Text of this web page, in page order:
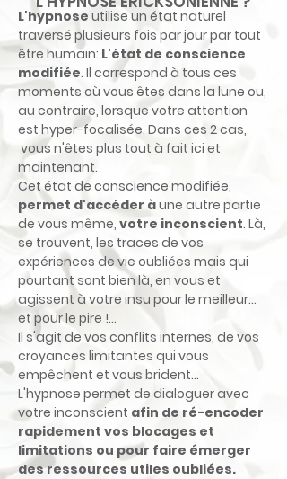
L'hypnose utilise un état naturel
traversé plusieurs fois par jour par tout
être humain: L'état de conscience
modifiée. Il correspond à tous ces
moments où vous êtes dans la lune ou,
au contraire, lorsque votre attention
est hyper-focalisée. Dans ces 2 cas,
vous n'êtes plus tout à fait ici et
maintenant.
Cet état de conscience modifiée,
permet d'accéder àune autre partie
de vous même, votre inconscient. Là,
se trouvent, les traces de vos
expériences de vie oubliées mais qui
pourtant sont bien là, en vous et
agissent à votre insu pour le meilleur...
et pour le pire !...
Il s'agit de vos conflits internes, de vos
croyances limitantes qui vous
empêchent et vous brident...
L'hypnose permet de dialoguer avec
votre inconscient afin de ré-encoder
rapidement vos blocages et
limitations ou pour faire émerger
des ressources utiles oubliées.